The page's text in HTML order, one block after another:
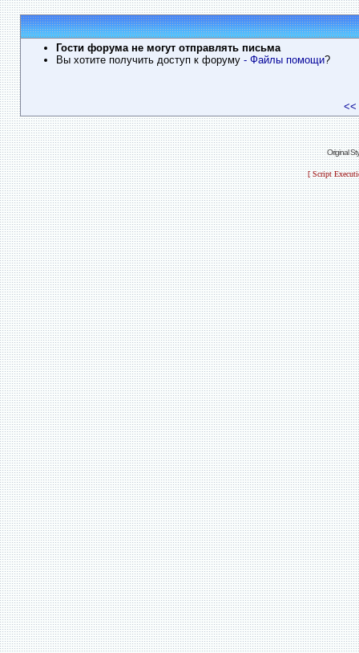
Гости форума не могут отправлять письма
Вы хотите получить доступ к форуму - Файлы помощи?
<<
Original
[ Script